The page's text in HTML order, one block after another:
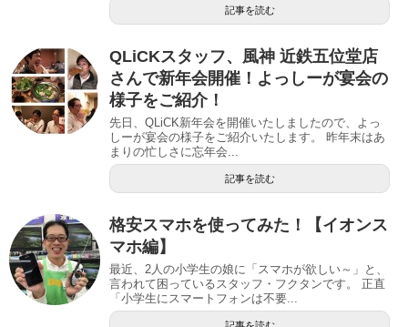
記事を読む
QLiCKスタッフ、風神 近鉄五位堂店
さんで新年会開催！よっしーが宴会の
様子をご紹介！
先日、QLiCK新年会を開催いたしましたので、よっ
しーが宴会の様子をご紹介いたします。 昨年末はあ
まりの忙しさに忘年会...
記事を読む
格安スマホを使ってみた！【イオンス
マホ編】
最近、2人の小学生の娘に「スマホが欲しい～」と、
言われて困っているスタッフ・フクタンです。 正直
「小学生にスマートフォンは不要...